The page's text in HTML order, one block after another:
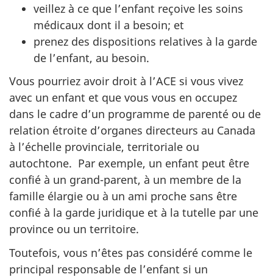
veillez à ce que l’enfant reçoive les soins
médicaux dont il a besoin; et
prenez des dispositions relatives à la garde
de l’enfant, au besoin.
Vous pourriez avoir droit à l’ACE si vous vivez
avec un enfant et que vous vous en occupez
dans le cadre d’un programme de parenté ou de
relation étroite d’organes directeurs au Canada
à l’échelle provinciale, territoriale ou
autochtone. Par exemple, un enfant peut être
confié à un grand-parent, à un membre de la
famille élargie ou à un ami proche sans être
confié à la garde juridique et à la tutelle par une
province ou un territoire.
Toutefois, vous n’êtes pas considéré comme le
principal responsable de l’enfant si un